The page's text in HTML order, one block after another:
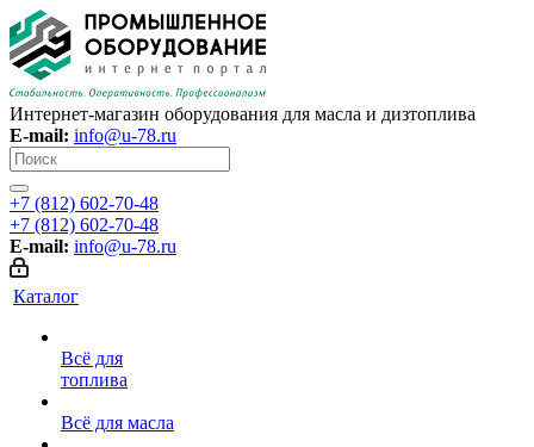
Интернет-магазин оборудования для масла и дизтоплива
E-mail: info@u-78.ru
+7 (812) 602-70-48
+7 (812) 602-70-48
E-mail: info@u-78.ru
Каталог
Всё для
топлива
Всё для масла